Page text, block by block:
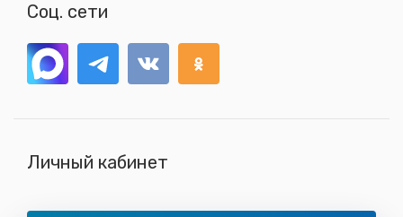
Соц. сети
Личный кабинет